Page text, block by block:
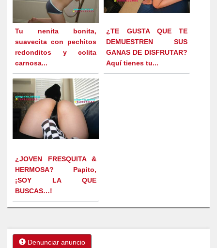
Tu nenita bonita,
suavecita con pechitos
redonditos y colita
carnosa...
¿TE GUSTA QUE TE
DEMUESTREN SUS
GANAS DE DISFRUTAR?
Aquí tienes tu...
¿JOVEN FRESQUITA &
HERMOSA? Papito,
¡SOY LA QUE
BUSCAS…!
Denunciar anuncio